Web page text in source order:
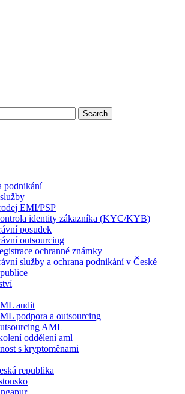
podnikání
EMI/PSP
identity zákazníka (KYC/KYB)
posudek
outsourcing
ochranné známky
služby a ochrana podnikání v České
audit
podpora a outsourcing
AML
oddělení aml
s kryptoměnami
republika